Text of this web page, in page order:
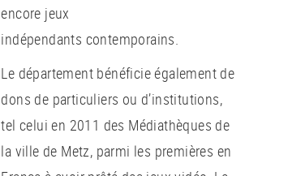
encore jeux
indépendants contemporains.
Le département bénéficie également de
dons de particuliers ou d’institutions,
tel celui en 2011 des Médiathèques de
la ville de Metz, parmi les premières en